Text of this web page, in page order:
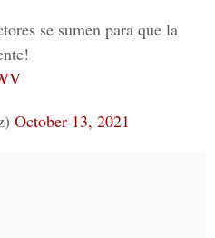
se sumen para que la
October 13, 2021